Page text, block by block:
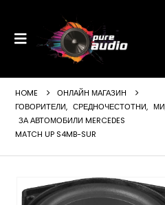
HOME
ОНЛАЙН МАГАЗИН
ГОВОРИТЕЛИ, СРЕДНОЧЕСТОТНИ,
ЗА АВТОМОБИЛИ MERCEDES
MATCH UP S4MB-SUR